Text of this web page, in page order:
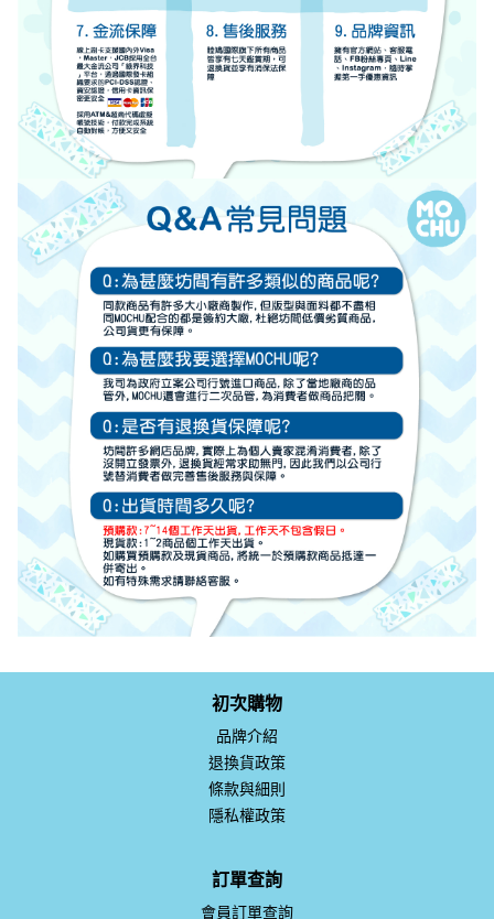
初次購物
品牌介紹
退換貨政策
條款與細則
隱私權政策
訂單查詢
會員訂單查詢